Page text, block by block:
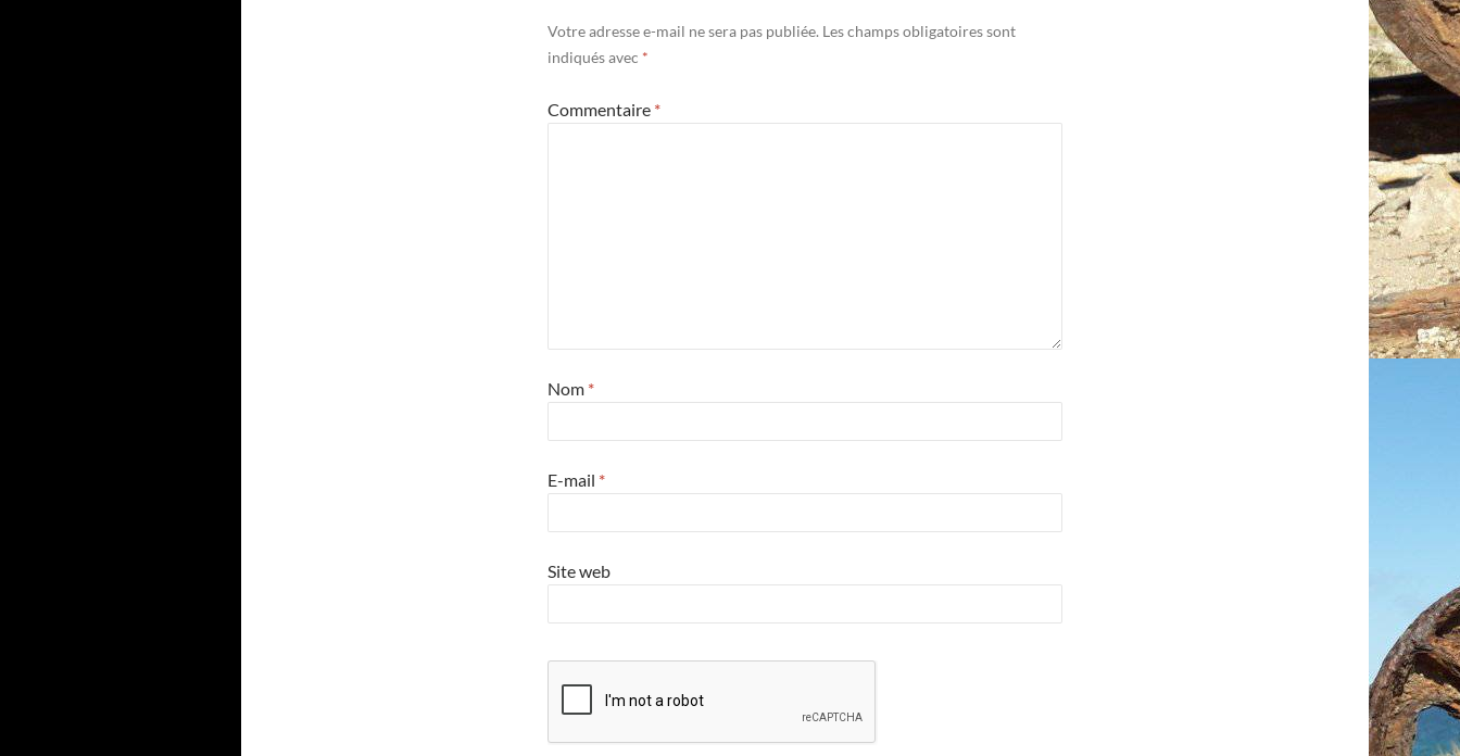
Votre adresse e-mail ne sera pas publiée. Les champs obligatoires sont
indiqués avec *
Commentaire *
Nom *
E-mail *
Site web